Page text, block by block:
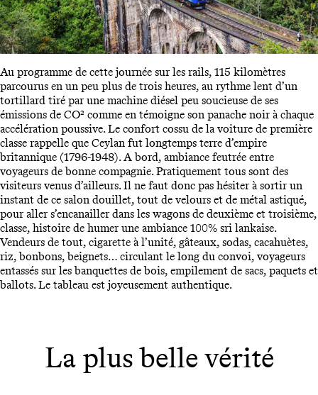
Au programme de cette journée sur les rails, 115 kilomètres
parcourus en un peu plus de trois heures, au rythme lent d’un
tortillard tiré par une machine diésel peu soucieuse de ses
émissions de CO² comme en témoigne son panache noir à chaque
accélération poussive. Le confort cossu de la voiture de première
classe rappelle que Ceylan fut longtemps terre d’empire
britannique (1796-1948). A bord, ambiance feutrée entre
voyageurs de bonne compagnie. Pratiquement tous sont des
visiteurs venus d’ailleurs. Il ne faut donc pas hésiter à sortir un
instant de ce salon douillet, tout de velours et de métal astiqué,
pour aller s’encanailler dans les wagons de deuxième et troisième,
classe, histoire de humer une ambiance 100% sri lankaise.
Vendeurs de tout, cigarette à l’unité, gâteaux, sodas, cacahuètes,
riz, bonbons, beignets… circulant le long du convoi, voyageurs
entassés sur les banquettes de bois, empilement de sacs, paquets et
ballots. Le tableau est joyeusement authentique.
La plus belle vérité